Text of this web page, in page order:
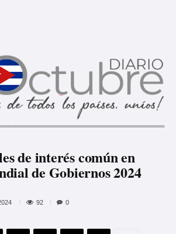
de interés común en
de Gobiernos 2024
92 0